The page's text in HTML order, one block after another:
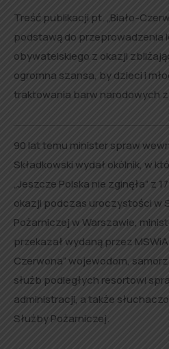
Treść publikacji pt. „Biało-
podstawą do przeprowadzenia
obywatelskiego z okazji
ogromna szansa, by dzieci i
traktowania barw narodowych
90 lat temu minister spraw
Składkowski wydał okólnik, w
„Jeszcze Polska nie zginęła” z
okazji podczas uroczystości w
Pożarniczej w Warszawie,
przekazał wydaną przez
Czerwona” wojewodom,
służb podległych resortowi
administracji, a także
Służby Pożarniczej.